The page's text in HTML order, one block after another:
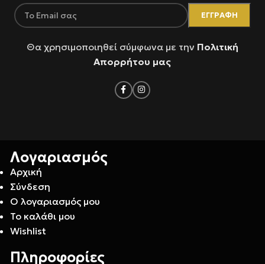
Θα χρησιμοποιηθεί σύμφωνα με την Πολιτική
Απορρήτου μας
Λογαριασμός
Αρχική
Σύνδεση
Ο λογαριασμός μου
Το καλάθι μου
Wishlist
Πληροφορίες